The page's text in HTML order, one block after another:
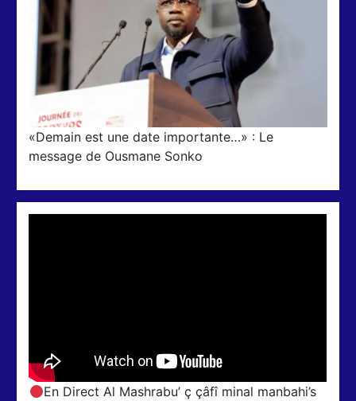
«Demain est une date importante…» : Le
message de Ousmane Sonko
En Direct Al Mashrabu’ ç çâfî minal manbahi’s